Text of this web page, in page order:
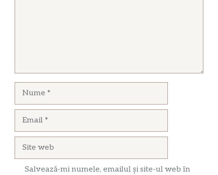
Salvează-mi numele, emailul și site-ul web în